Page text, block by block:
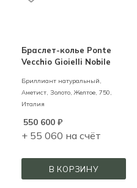
Браслет-колье Ponte
Vecchio Gioielli Nobile
Бриллиант натуральный,
Аметист, Золото, Желтое, 750,
Италия
550 600 ₽
+ 55 060 на счёт
В КОРЗИНУ